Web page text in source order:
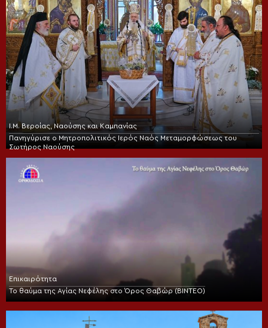
Ι.Μ. Βεροίας, Ναούσης και Καμπανίας
Πανηγύρισε ο Μητροπολιτικός Ιερός Ναός Μεταμορφώσεως του
Σωτήρος Ναούσης
Επικαιρότητα
Το θαύμα της Αγίας Νεφέλης στο Όρος Θαβώρ (ΒΙΝΤΕΟ)